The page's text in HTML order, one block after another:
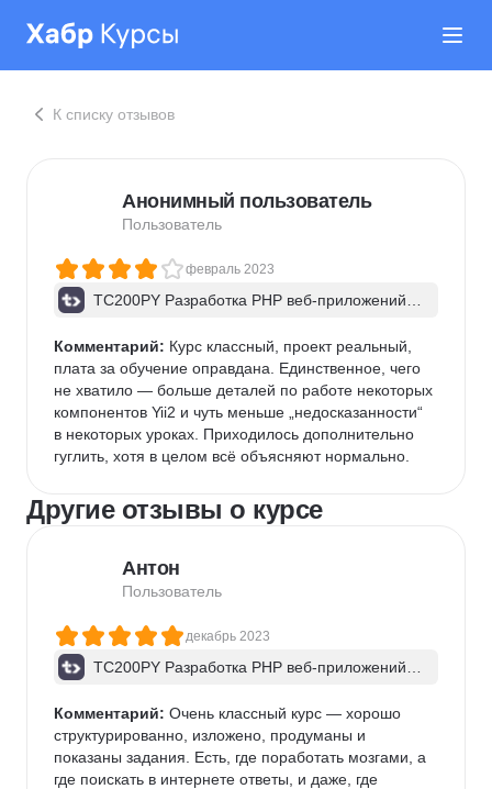
К списку отзывов
Анонимный пользователь
Пользователь
февраль 2023
TC200PY Разработка PHP веб-приложений н
Комментарий: Курс классный, проект реальный,
плата за обучение оправдана. Единственное, чего
не хватило — больше деталей по работе некоторых
компонентов Yii2 и чуть меньше „недосказанности“
в некоторых уроках. Приходилось дополнительно
гуглить, хотя в целом всё объясняют нормально.
Другие отзывы о курсе
Антон
Пользователь
декабрь 2023
TC200PY Разработка PHP веб-приложений н
Комментарий: Очень классный курс — хорошо
структурированно, изложено, продуманы и
показаны задания. Есть, где поработать мозгами, а
где поискать в интернете ответы, и даже, где